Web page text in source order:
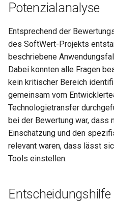
Potenzialanalyse
Entsprechend der
des SoftWert-Projekts
beschriebene
Dabei konnten alle Fragen
kein kritischer Bereich
gemeinsam vom
Technologietransfer
bei der Bewertung war, dass
Einschätzung und den
relevant waren, dass lässt
Tools einstellen.
Entscheidungshilfe